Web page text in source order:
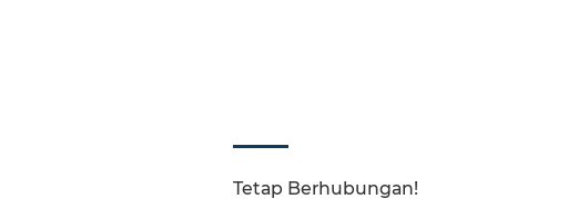
Tetap Berhubungan!